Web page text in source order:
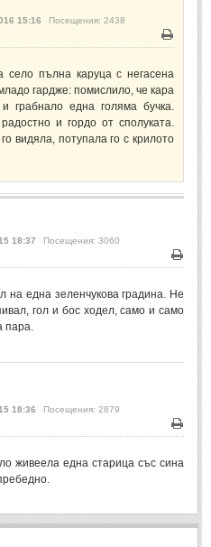
(11)
(37)
(19)
(505)
(7)
(33)
15:16 Посещения: 2438
Печат
село пълна каруца с негасена
гардже: помислило, че кара
грабнало една голяма бучка.
и гордо от сполуката.
видяла, потупала го с крилото
18:37 Посещения: 3060
Печат
на една зеленчукова градина. Не
гол и бос ходел, само и само
пара.
18:36 Посещения: 2879
Печат
живеела една старица със сина